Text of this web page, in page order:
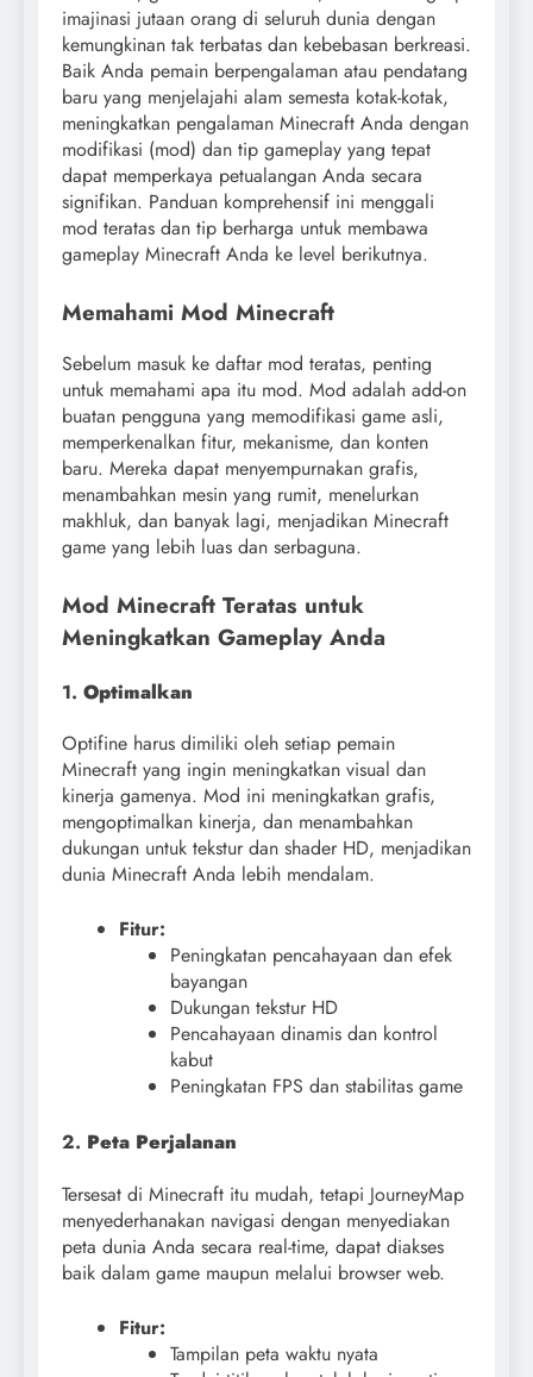
imajinasi jutaan orang di seluruh dunia dengan
kemungkinan tak terbatas dan kebebasan berkreasi.
Baik Anda pemain berpengalaman atau pendatang
baru yang menjelajahi alam semesta kotak-kotak,
meningkatkan pengalaman Minecraft Anda dengan
modifikasi (mod) dan tip gameplay yang tepat
dapat memperkaya petualangan Anda secara
signifikan. Panduan komprehensif ini menggali
mod teratas dan tip berharga untuk membawa
gameplay Minecraft Anda ke level berikutnya.
Memahami Mod Minecraft
Sebelum masuk ke daftar mod teratas, penting
untuk memahami apa itu mod. Mod adalah add-on
buatan pengguna yang memodifikasi game asli,
memperkenalkan fitur, mekanisme, dan konten
baru. Mereka dapat menyempurnakan grafis,
menambahkan mesin yang rumit, menelurkan
makhluk, dan banyak lagi, menjadikan Minecraft
game yang lebih luas dan serbaguna.
Mod Minecraft Teratas untuk
Meningkatkan Gameplay Anda
1. Optimalkan
Optifine harus dimiliki oleh setiap pemain
Minecraft yang ingin meningkatkan visual dan
kinerja gamenya. Mod ini meningkatkan grafis,
mengoptimalkan kinerja, dan menambahkan
dukungan untuk tekstur dan shader HD, menjadikan
dunia Minecraft Anda lebih mendalam.
Fitur:
Peningkatan pencahayaan dan efek
bayangan
Dukungan tekstur HD
Pencahayaan dinamis dan kontrol
kabut
Peningkatan FPS dan stabilitas game
2. Peta Perjalanan
Tersesat di Minecraft itu mudah, tetapi JourneyMap
menyederhanakan navigasi dengan menyediakan
peta dunia Anda secara real-time, dapat diakses
baik dalam game maupun melalui browser web.
Fitur:
Tampilan peta waktu nyata